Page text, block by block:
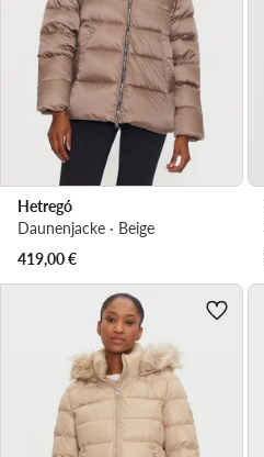
Hetregó
Daunenjacke · Beige
419,00€